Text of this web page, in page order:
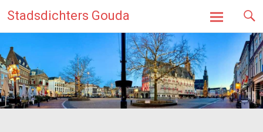
naar
de
inhoud
Stadsdichters Gouda